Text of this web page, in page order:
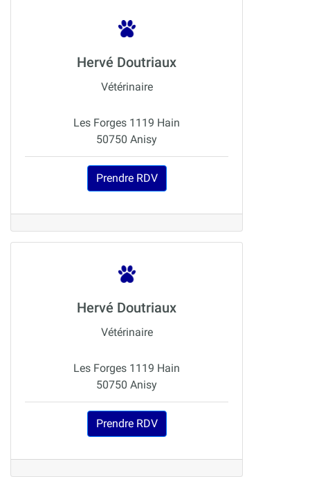
Hervé Doutriaux
Vétérinaire
Les Forges 1119 Hain
50750 Anisy
Prendre RDV
Hervé Doutriaux
Vétérinaire
Les Forges 1119 Hain
50750 Anisy
Prendre RDV